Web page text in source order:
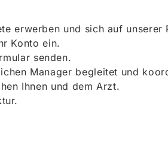
erwerben und sich auf
Konto ein.
senden.
Manager begleitet und
Ihnen und dem Arzt.